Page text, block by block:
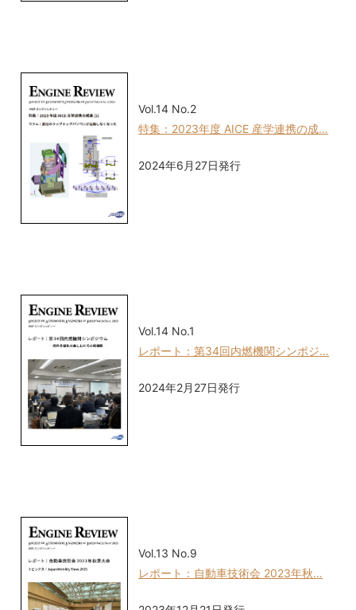
Vol.14 No.2
特集：2023年度 AICE 産学連携の成…
2024年6月27日発行
Vol.14 No.1
レポート：第34回内燃機関シンポジ…
2024年2月27日発行
Vol.13 No.9
レポート：自動車技術会 2023年秋…